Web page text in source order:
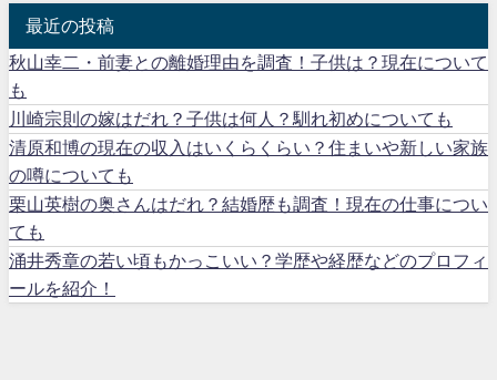
最近の投稿
秋山幸二・前妻との離婚理由を調査！子供は？現在について
も
川崎宗則の嫁はだれ？子供は何人？馴れ初めについても
清原和博の現在の収入はいくらくらい？住まいや新しい家族
の噂についても
栗山英樹の奥さんはだれ？結婚歴も調査！現在の仕事につい
ても
涌井秀章の若い頃もかっこいい？学歴や経歴などのプロフィ
ールを紹介！